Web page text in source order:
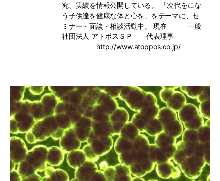
究、実績を情報公開している。 「次代をにな
う子供達を健康な体と心を」をテーマに、セ
ミナー・面談・相談活動中。 現在 一般
社団法人 アトポスＳＰ 代表理事
http://www.atoppos.co.jp/